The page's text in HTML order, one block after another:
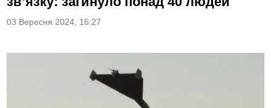
03 Вересня 2024, 16:27